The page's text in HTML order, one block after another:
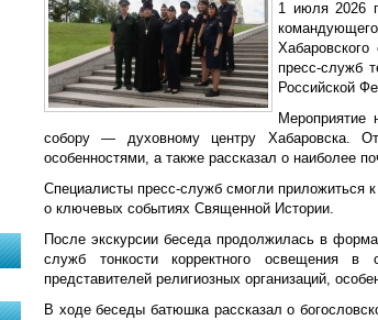
1 июля 2026
командующего
пресс-служб
Российской
Мероприятие
собору — духовному центру Хабаровска.
особенностями, а также рассказал о наиболее
Специалисты пресс-служб смогли приложиться
о ключевых событиях Священной Истории.
После экскурсии беседа продолжилась в
служб тонкости корректного освещения в
представителей религиозных организаций,
В ходе беседы батюшка рассказал о